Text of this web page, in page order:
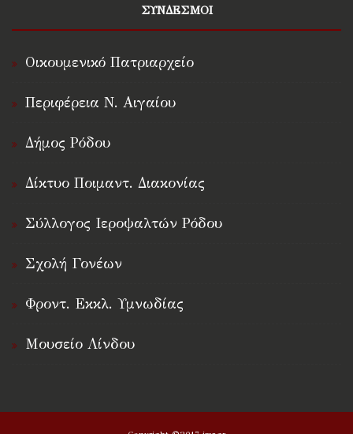
ΣΥΝΔΕΣΜΟΙ
Οικουμενικό Πατριαρχείο
Περιφέρεια Ν. Αιγαίου
Δήμος Ρόδου
Δίκτυο Ποιμαντ. Διακονίας
Σύλλογος Ιεροψαλτών Ρόδου
Σχολή Γονέων
Φροντ. Εκκλ. Υμνωδίας
Μουσείο Λίνδου